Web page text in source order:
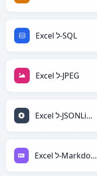
Excel ל-SQL
Excel ל-JPEG
Excel ל-JSONLines
Excel ל-Markdown